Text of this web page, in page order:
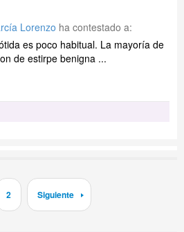
Lorenzo ha contestado a:
es poco habitual. La mayoría de
de estirpe benigna ...
2 Siguiente